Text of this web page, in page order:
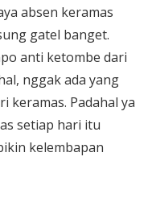
absen keramas
gatel banget.
anti ketombe dari
nggak ada yang
keramas. Padahal ya
setiap hari itu
kelembapan